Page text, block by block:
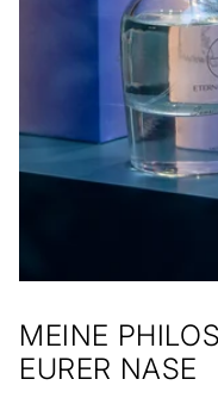
MEINE
EURER NASE